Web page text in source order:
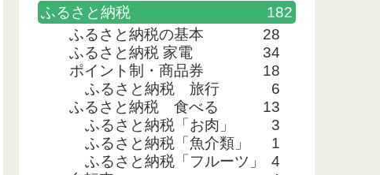
ふるさと納税
182
ふるさと納税の基本
28
ふるさと納税 家電
34
ポイント制・商品券
18
ふるさと納税 旅行
6
ふるさと納税 食べる
13
ふるさと納税「お肉」
3
ふるさと納税「魚介類」
1
ふるさと納税「フルーツ」
4